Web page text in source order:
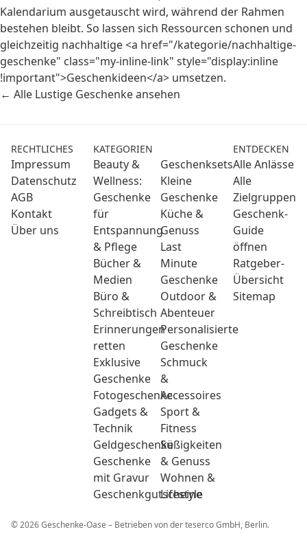
Kalendarium ausgetauscht wird, während der Rahmen
bestehen bleibt. So lassen sich Ressourcen schonen und
gleichzeitig nachhaltige <a href="/kategorie/nachhaltige-
geschenke" class="my-inline-link" style="display:inline
!important">Geschenkideen</a> umsetzen.
← Alle Lustige Geschenke ansehen
RECHTLICHES
Impressum
Datenschutz
AGB
Kontakt
Über uns
KATEGORIEN
Beauty &
Wellness:
Geschenke
für
Entspannung
& Pflege
Bücher &
Medien
Büro &
Schreibtisch
Erinnerungen
retten
Exklusive
Geschenke
Fotogeschenke
Gadgets &
Technik
Geldgeschenke
Geschenke
mit Gravur
Geschenkgutscheine
Geschenksets
Kleine
Geschenke
Küche &
Genuss
Last
Minute
Geschenke
Outdoor &
Abenteuer
Personalisierte
Geschenke
Schmuck
&
Accessoires
Sport &
Fitness
Süßigkeiten
& Genuss
Wohnen &
Lifestyle
ENTDECKEN
Alle Anlässe
Alle
Zielgruppen
Geschenk-
Guide
öffnen
Ratgeber-
Übersicht
Sitemap
© 2026 Geschenke-Oase – Betrieben von der teserco GmbH, Berlin.